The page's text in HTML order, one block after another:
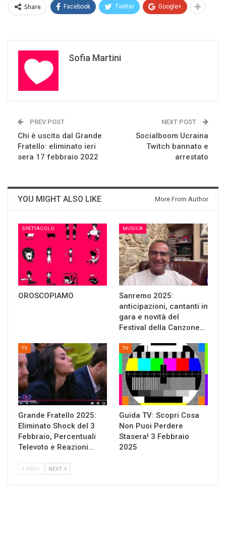
Share Facebook Twitter Google+
Sofia Martini
PREV POST
Chi è uscito dal Grande
Fratello: eliminato ieri
sera 17 febbraio 2022
NEXT POST
Socialboom Ucraina
Twitch bannato e
arrestato
YOU MIGHT ALSO LIKE More From Author
SPETTACOLO
OROSCOPIAMO
MUSICA
Sanremo 2025:
anticipazioni, cantanti in
gara e novità del
Festival della Canzone…
TV
Grande Fratello 2025:
Eliminato Shock del 3
Febbraio, Percentuali
Televoto e Reazioni…
TV
Guida TV: Scopri Cosa
Non Puoi Perdere
Stasera! 3 Febbraio
2025
PREV NEXT